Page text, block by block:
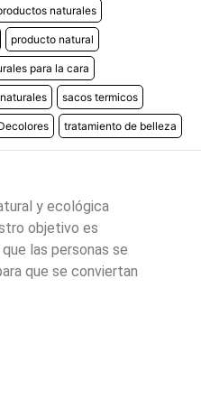
naturales
producto natural
para la cara
sacos termicos
tratamiento de belleza
y ecológica
objetivo es
las personas se
que se conviertan